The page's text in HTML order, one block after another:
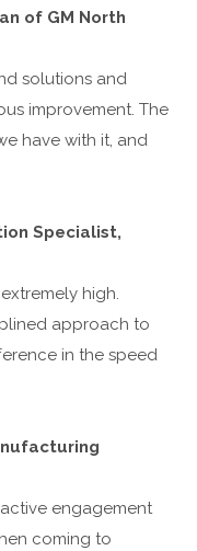
of GM North
solutions and
improvement. The
have with it, and
Specialist,
high.
approach to
in the speed
active engagement
coming to